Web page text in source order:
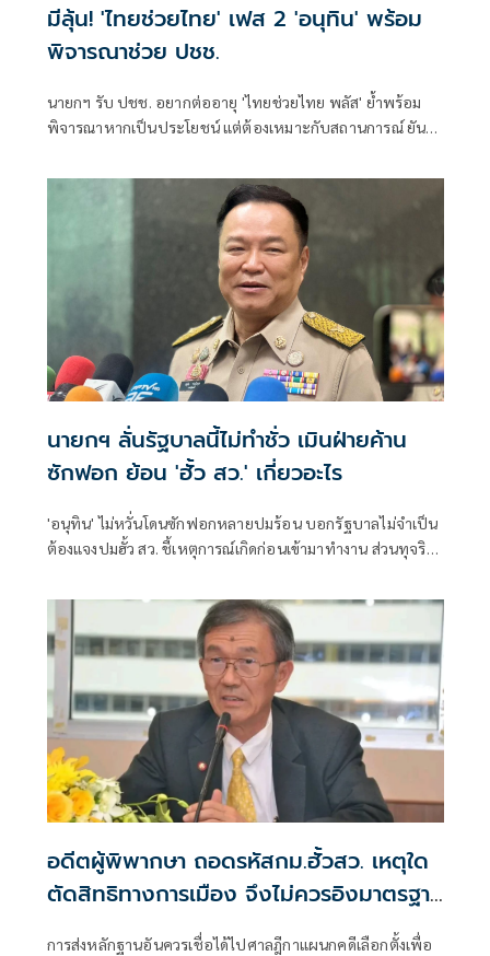
มีลุ้น! 'ไทยช่วยไทย' เฟส 2 'อนุทิน' พร้อม
พิจารณาช่วย ปชช.
นายกฯ รับ ปชช. อยากต่ออายุ 'ไทยช่วยไทย พลัส' ย้ำพร้อม
พิจารณาหากเป็นประโยชน์ แต่ต้องเหมาะกับสถานการณ์ ยัน
มันเย็น'
นายกฯ ลั่นรัฐบาลนี้ไม่ทำชั่ว เมินฝ่ายค้าน
ซักฟอก ย้อน 'ฮั้ว สว.' เกี่ยวอะไร
'อนุทิน' ไม่หวั่นโดนซักฟอกหลายปมร้อน บอกรัฐบาลไม่จำเป็น
ต้องแจงปมฮั้ว สว. ชี้เหตุการณ์เกิดก่อนเข้ามาทำงาน ส่วนทุจริต
อดีตผู้พิพากษา ถอดรหัสกม.ฮั้วสว. เหตุใด
ตัดสิทธิทางการเมือง จึงไม่ควรอิงมาตรฐาน
เดียวกับคดีอาญา
การส่งหลักฐานอันควรเชื่อได้ไปศาลฎีกาแผนกคดีเลือกตั้งเพื่อ